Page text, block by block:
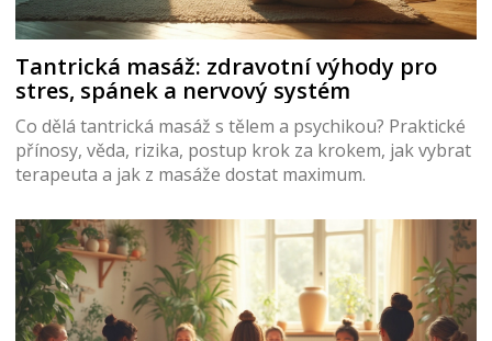
Tantrická masáž: zdravotní výhody pro
stres, spánek a nervový systém
Co dělá tantrická masáž s tělem a psychikou? Praktické
přínosy, věda, rizika, postup krok za krokem, jak vybrat
terapeuta a jak z masáže dostat maximum.